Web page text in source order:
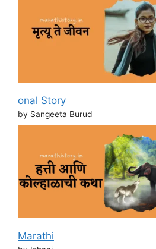
onal Story
by Sangeeta Burud
Marathi